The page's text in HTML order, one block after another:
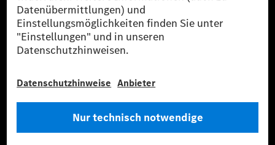
* Die angegebenen Werte wurden nach dem vorgeschriebenen
Messverfahren WLTP (Worldwide harmonised Light vehicles Test
Procedure) ermittelt. Die angegebenen Spannweiten beziehen sich auf
den europäischen Markt. Der Energieverbrauch und der CO₂-Ausstoß
eines Pkw sind nicht nur von der effizienten Ausnutzung des Kraftstoffs
bzw. des Energieträgers durch den Pkw, sondern auch vom Fahrstil und
** Der Stromverbrauch wurde auf der Grundlage der VO 692/2008/EG
Fahrzeugkonfiguration.
*** Angaben zum Stromverbrauch und zur Reichweite sind vorläufig und
wurden intern nach Maßgabe der Zertifizierungsmethode „WLTP-